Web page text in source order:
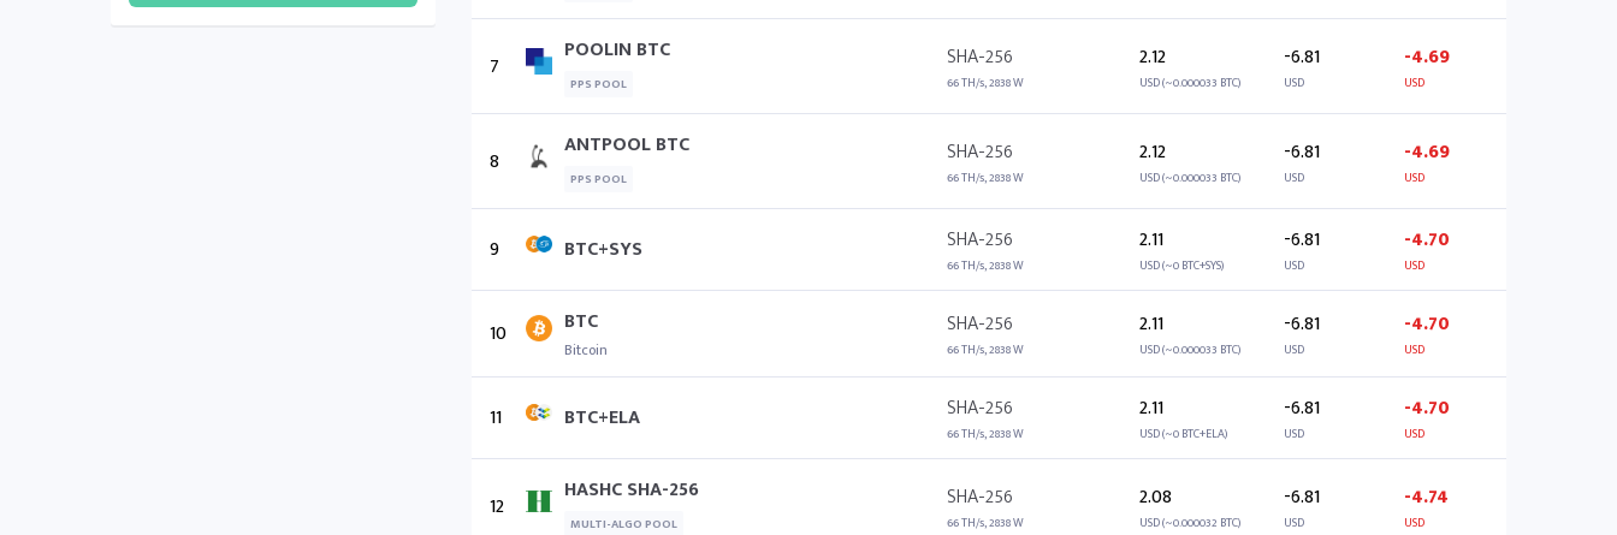
7 POOLIN BTC
PPS POOL
SHA-256
66 TH/s, 2838 W
2.12
USD (~0.000033 BTC)
-6.81
USD
-4.69
USD
8 ANTPOOL BTC
PPS POOL
SHA-256
66 TH/s, 2838 W
2.12
USD (~0.000033 BTC)
-6.81
USD
-4.69
USD
9 BTC+SYS SHA-256
66 TH/s, 2838 W
2.11
USD (~0 BTC+SYS)
-6.81
USD
-4.70
USD
10 BTC
Bitcoin
SHA-256
66 TH/s, 2838 W
2.11
USD (~0.000033 BTC)
-6.81
USD
-4.70
USD
11 BTC+ELA SHA-256
66 TH/s, 2838 W
2.11
USD (~0 BTC+ELA)
-6.81
USD
-4.70
USD
12 HASHC SHA-256
MULTI-ALGO POOL
SHA-256
66 TH/s, 2838 W
2.08
USD (~0.000032 BTC)
-6.81
USD
-4.74
USD